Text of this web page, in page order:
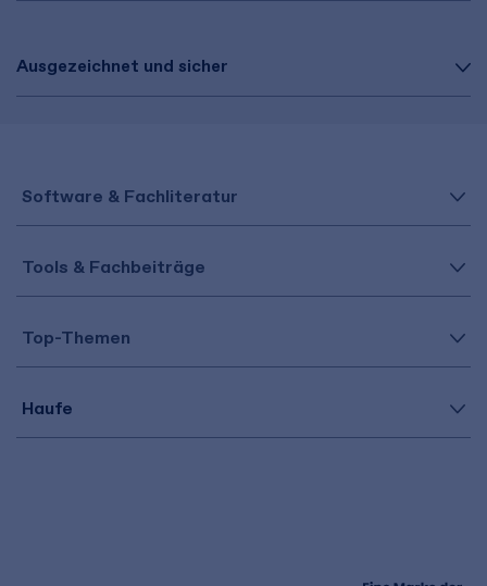
Ausgezeichnet und sicher
Software & Fachliteratur
Tools & Fachbeiträge
Top-Themen
Haufe